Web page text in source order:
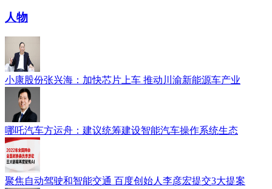
人物
小康股份张兴海：加快芯片上车 推动川渝新能源车产业
哪吒汽车方运舟：建议统筹建设智能汽车操作系统生态
聚焦自动驾驶和智能交通 百度创始人李彦宏提交3大提案